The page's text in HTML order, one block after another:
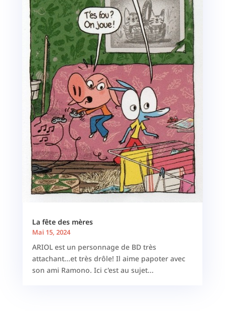
La fête des mères
Mai 15, 2024
ARIOL est un personnage de BD très
attachant...et très drôle! Il aime papoter avec
son ami Ramono. Ici c'est au sujet...